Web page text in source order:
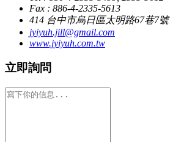
Fax : 886-4-2335-5613
414 台中市烏日區太明路67巷7號
jyiyuh.jill@gmail.com
www.jyiyuh.com.tw
立即詢問